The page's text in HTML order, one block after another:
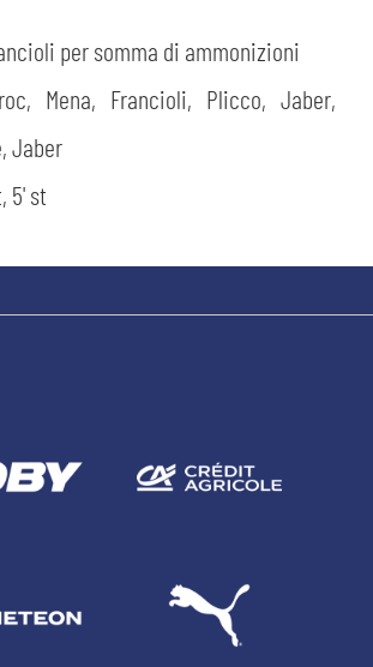
per somma di ammonizioni
Mena, Francioli, Plicco, Jaber,
Jaber
5' st